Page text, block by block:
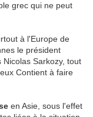
grec qui ne peut
à l'Europe de
le président
Sarkozy, tout
Contient à faire
en Asie, sous l'effet